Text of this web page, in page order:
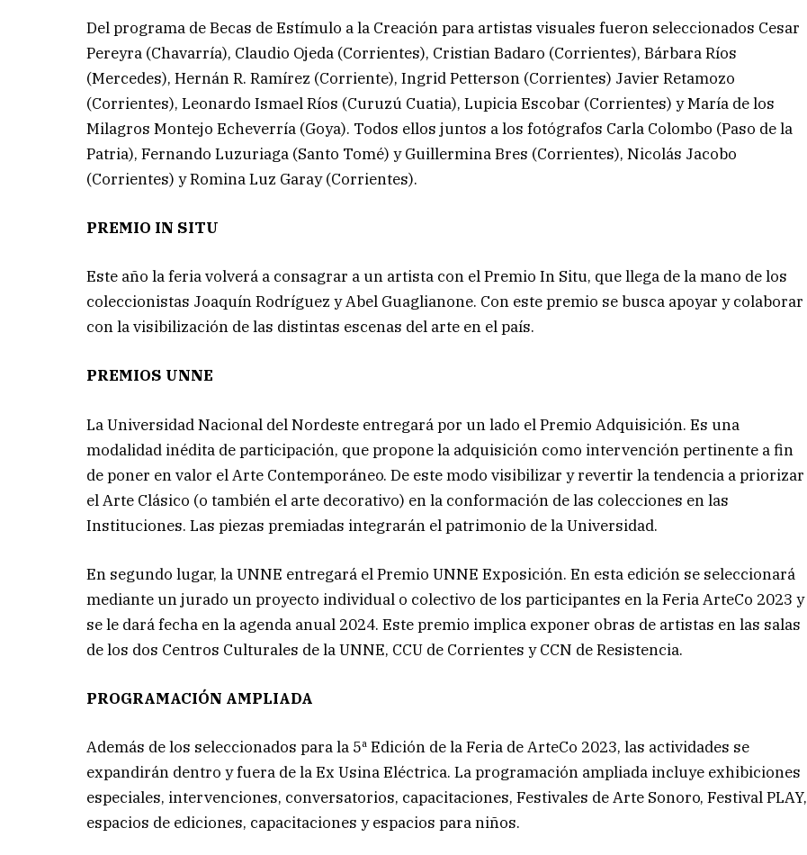
Del programa de Becas de Estímulo a la Creación para artistas visuales fueron seleccionados Cesar
Pereyra (Chavarría), Claudio Ojeda (Corrientes), Cristian Badaro (Corrientes), Bárbara Ríos
(Mercedes), Hernán R. Ramírez (Corriente), Ingrid Petterson (Corrientes) Javier Retamozo
(Corrientes), Leonardo Ismael Ríos (Curuzú Cuatia), Lupicia Escobar (Corrientes) y María de los
Milagros Montejo Echeverría (Goya). Todos ellos juntos a los fotógrafos Carla Colombo (Paso de la
Patria), Fernando Luzuriaga (Santo Tomé) y Guillermina Bres (Corrientes), Nicolás Jacobo
(Corrientes) y Romina Luz Garay (Corrientes).
PREMIO IN SITU
Este año la feria volverá a consagrar a un artista con el Premio In Situ, que llega de la mano de los
coleccionistas Joaquín Rodríguez y Abel Guaglianone. Con este premio se busca apoyar y colaborar
con la visibilización de las distintas escenas del arte en el país.
PREMIOS UNNE
La Universidad Nacional del Nordeste entregará por un lado el Premio Adquisición. Es una
modalidad inédita de participación, que propone la adquisición como intervención pertinente a fin
de poner en valor el Arte Contemporáneo. De este modo visibilizar y revertir la tendencia a priorizar
el Arte Clásico (o también el arte decorativo) en la conformación de las colecciones en las
Instituciones. Las piezas premiadas integrarán el patrimonio de la Universidad.
En segundo lugar, la UNNE entregará el Premio UNNE Exposición. En esta edición se seleccionará
mediante un jurado un proyecto individual o colectivo de los participantes en la Feria ArteCo 2023 y
se le dará fecha en la agenda anual 2024. Este premio implica exponer obras de artistas en las salas
de los dos Centros Culturales de la UNNE, CCU de Corrientes y CCN de Resistencia.
PROGRAMACIÓN AMPLIADA
Además de los seleccionados para la 5ª Edición de la Feria de ArteCo 2023, las actividades se
expandirán dentro y fuera de la Ex Usina Eléctrica. La programación ampliada incluye exhibiciones
especiales, intervenciones, conversatorios, capacitaciones, Festivales de Arte Sonoro, Festival PLAY,
espacios de ediciones, capacitaciones y espacios para niños.